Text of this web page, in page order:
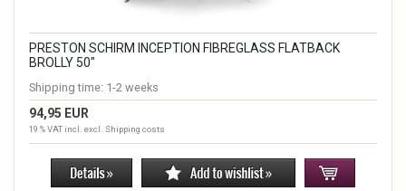
PRESTON SCHIRM INCEPTION FIBREGLASS FLATBACK
BROLLY 50"
Shipping time: 1-2 weeks
94,95 EUR
19 % VAT incl. excl. Shipping costs